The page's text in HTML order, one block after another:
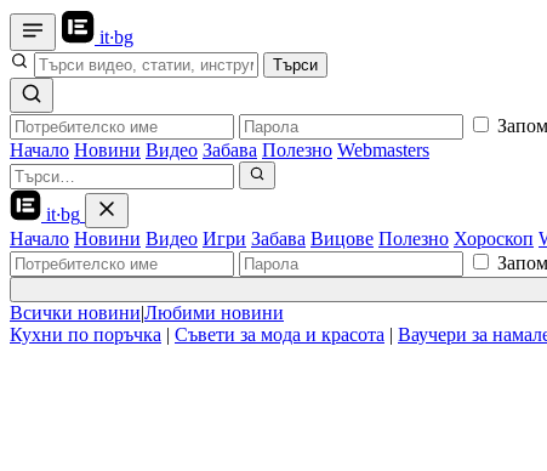
it·bg
Търси
Начало Новини Видео Забава Полезно Webmasters
it·bg
Начало Новини Видео Игри Забава Вицове Полезно Хороскоп
Всички новини|Любими новини
Кухни по поръчка | Съвети за мода и красота | Ваучери за